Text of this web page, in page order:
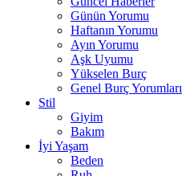
Günün Yorumu
Haftanın Yorumu
Ayın Yorumu
Aşk Uyumu
Yükselen Burç
Genel Burç Yorumları
Stil
Giyim
Bakım
İyi Yaşam
Beden